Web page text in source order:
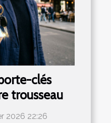
clés
trousseau
2026 22:26